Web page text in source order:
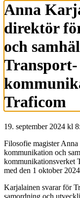
Anna
direktör
och
Transport-
Traficom
19. september 2024 kl
Filosofie magister
kommunikation och
kommunikationsverket
med den 1 oktober
Karjalainen svarar för
samordning och